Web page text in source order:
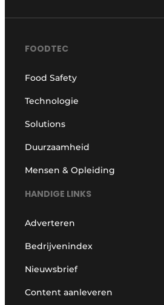
FOODTEC
Food Safety
Technologie
Solutions
Duurzaamheid
Mensen & Opleiding
HANDIGE LINKS
Adverteren
Bedrijvenindex
Nieuwsbrief
Content aanleveren